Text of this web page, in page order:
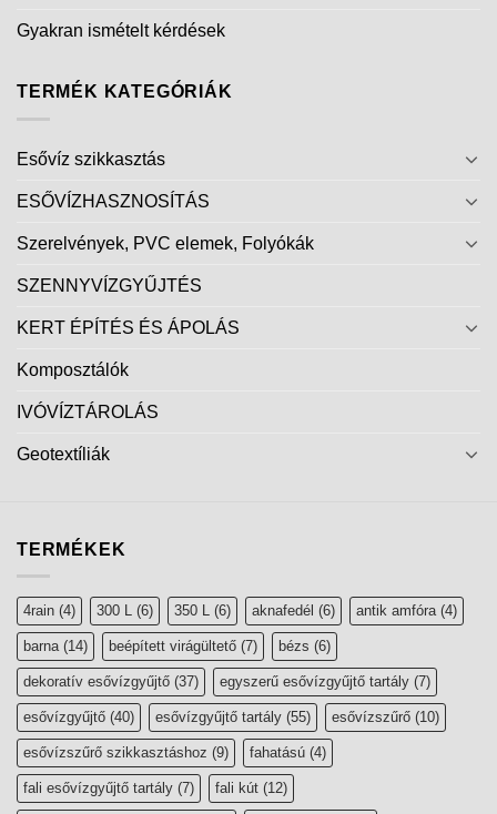
Gyakran ismételt kérdések
TERMÉK KATEGÓRIÁK
Esővíz szikkasztás
ESŐVÍZHASZNOSÍTÁS
Szerelvények, PVC elemek, Folyókák
SZENNYVÍZGYŰJTÉS
KERT ÉPÍTÉS ÉS ÁPOLÁS
Komposztálók
IVÓVÍZTÁROLÁS
Geotextíliák
TERMÉKEK
4rain (4) 300 L (6) 350 L (6) aknafedél (6) antik amfóra(4)
barna(14) beépített virágültető (7) bézs (6)
dekoratív esővízgyűjtő (37) egyszerű esővízgyűjtő tartály (7)
esővízgyűjtő (40) esővízgyűjtő tartály (55) esővízszűrő (10)
esővízszűrő szikkasztáshoz (9) fahatású (4)
fali esővízgyűjtő tartály (7) fali kút (12)